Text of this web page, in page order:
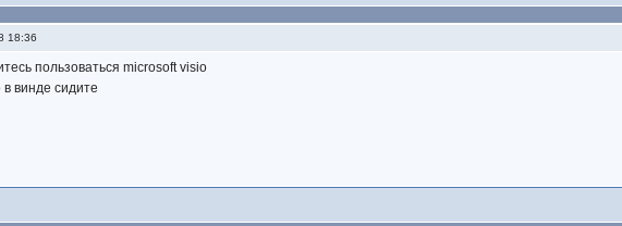
18:36
пользоваться microsoft visio
в винде сидите